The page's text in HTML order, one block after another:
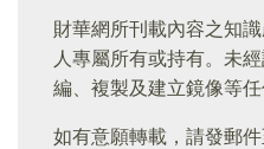
財華網所刊載內容之知
人專屬所有或持有。未
編、複製及建立鏡像等任
如有意願轉載，請發郵件